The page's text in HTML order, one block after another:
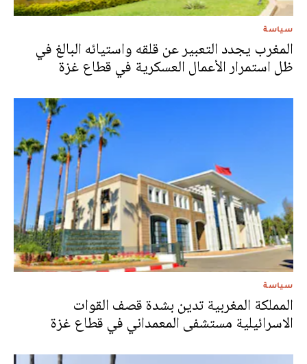
سياسة
المغرب يجدد التعبير عن قلقه واستيائه البالغ في
ظل استمرار الأعمال العسكرية في قطاع غزة
سياسة
المملكة المغربية تدين بشدة قصف القوات
الاسرائيلية مستشفى المعمداني في قطاع غزة